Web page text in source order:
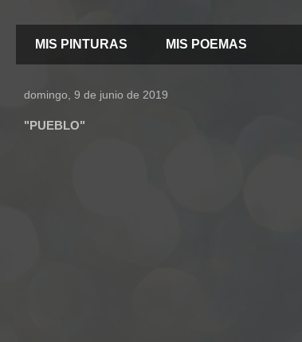
MIS PINTURAS MIS POEMAS
domingo, 9 de junio de 2019
"PUEBLO"